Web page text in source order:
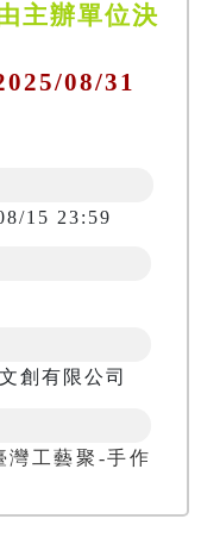
主辦單位決
08/31
15 23:59
創有限公司
灣工藝聚-手作